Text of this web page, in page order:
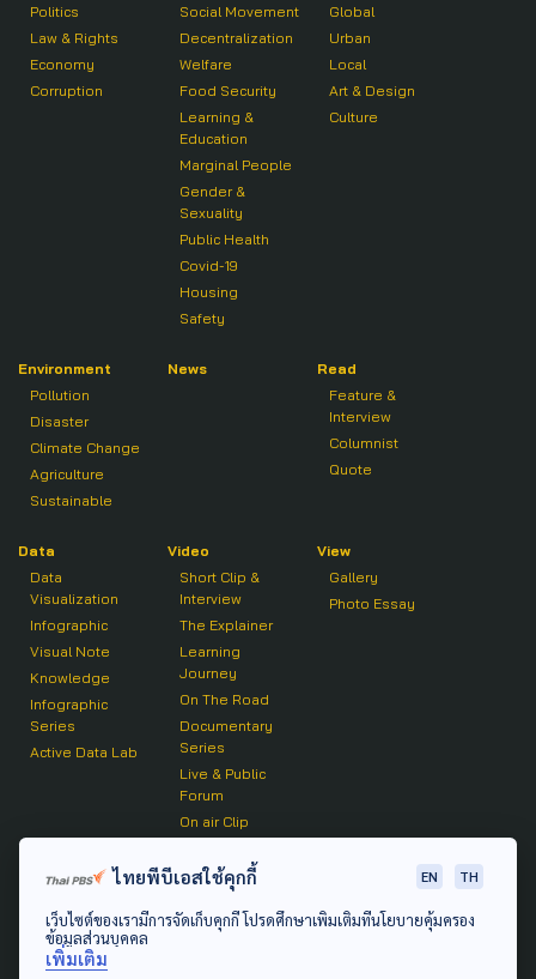
Politics
Law & Rights
Economy
Corruption
Social Movement
Decentralization
Welfare
Food Security
Learning &
Education
Marginal People
Gender &
Sexuality
Public Health
Covid-19
Housing
Safety
Global
Urban
Local
Art & Design
Culture
Environment
Pollution
Disaster
Climate Change
Agriculture
Sustainable
News
Read
Feature &
Interview
Columnist
Quote
Data
Data
Visualization
Infographic
Visual Note
Knowledge
Infographic
Series
Active Data Lab
Video
Short Clip &
Interview
The Explainer
Learning
Journey
On The Road
Documentary
Series
Live & Public
Forum
On air Clip
View
Gallery
Photo Essay
Active Talk
ไทยพีบีเอสใช้คุกกี้ EN TH
เว็บไซต์ของเรามีการจัดเก็บคุกกี้ โปรดศึกษาเพิ่มเติมที่นโยบายคุ้มครอง
ข้อมูลส่วนบุคคล
เพิ่มเติม